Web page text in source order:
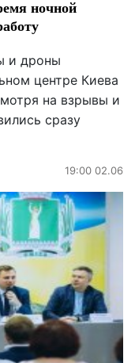
ночной
и дроны
центре Киева
на взрывы и
сразу
19:00 02.06